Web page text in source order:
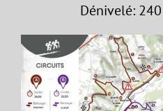
Dénivelé: